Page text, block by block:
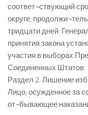
соответ¬ствующий
округе,
тридцати дней.
принятия закона
участия в выборах
Соединенных Штатов.
Раздел 2. Лишение
Лицо, осужденное за
от¬бывающее